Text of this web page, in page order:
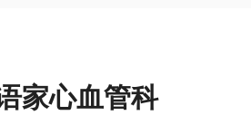
家心血管科